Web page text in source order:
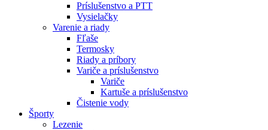
Príslušenstvo a PTT
Vysielačky
Varenie a riady
Fľaše
Termosky
Riady a príbory
Variče a príslušenstvo
Variče
Kartuše a príslušenstvo
Čistenie vody
Športy
Lezenie